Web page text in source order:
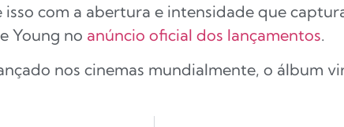
isso com a abertura e intensidade que
Young no anúncio oficial dos lançamentos.
nos cinemas mundialmente, o álbum